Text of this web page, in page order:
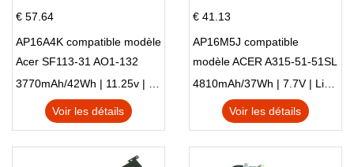
€ 57.64
AP16A4K compatible modèle
Acer SF113-31 AO1-132
NE132
3770mAh/42Wh | 11.25v | Li-ion ...
Voir les détails
€ 41.13
AP16M5J compatible
modèle ACER A315-51-51SL
N17Q1 SERIES
4810mAh/37Wh | 7.7V | Li-ion ...
Voir les détails